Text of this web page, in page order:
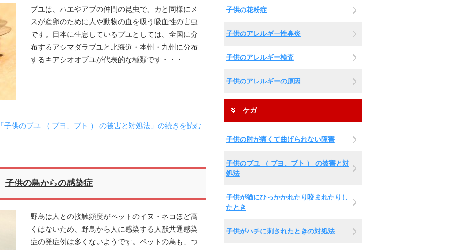
ブユは、ハエやアブの仲間の昆虫で、カと同様にメ
スが産卵のために人や動物の血を吸う吸血性の害虫
です。日本に生息しているブユとしては、全国に分
布するアシマダラブユと北海道・本州・九州に分布
するキアシオオブユが代表的な種類です・・・
「子供のブユ （ ブヨ、ブト ） の被害と対処法」の続きを読む
子供の鳥からの感染症
野鳥は人との接触頻度がペットのイヌ・ネコほど高
くはないため、野鳥から人に感染する人獣共通感染
症の発症例は多くないようです。ペットの鳥も、つ
子供の花粉症
子供のアレルギー性鼻炎
子供のアレルギー検査
子供のアレルギーの原因
ケガ
子供の肘が痛くて曲げられない障害
子供のブユ （ ブヨ、ブト ） の被害と対
処法
子供が猫にひっかかれたり咬まれたりし
たとき
子供がハチに刺されたときの対処法